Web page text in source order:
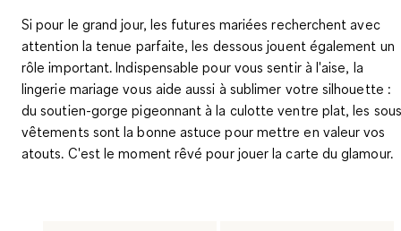
Si pour le grand jour, les futures mariées recherchent avec
attention la tenue parfaite, les dessous jouent également un
rôle important. Indispensable pour vous sentir à l'aise, la
lingerie mariage vous aide aussi à sublimer votre silhouette :
du soutien-gorge pigeonnant à la culotte ventre plat, les
vêtements sont la bonne astuce pour mettre en valeur vos
atouts. C'est le moment rêvé pour jouer la carte du glamour.